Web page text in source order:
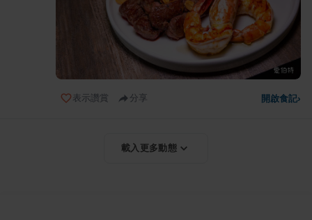
表示讚賞 分享 開啟食記›
載入更多動態